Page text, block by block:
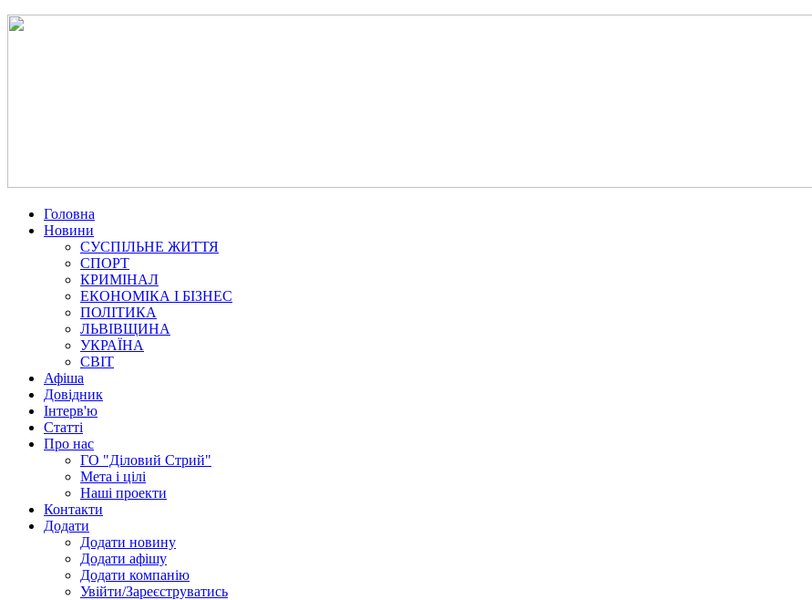
Головна
Новини
СУСПІЛЬНЕ ЖИТТЯ
СПОРТ
КРИМІНАЛ
ЕКОНОМІКА І БІЗНЕС
ПОЛІТИКА
ЛЬВІВЩИНА
УКРАЇНА
СВІТ
Афіша
Довідник
Інтерв'ю
Статті
Про нас
ГО "Діловий Стрий"
Мета і цілі
Наші проекти
Контакти
Додати
Додати новину
Додати афішу
Додати компанію
Увійти/Зареєструватись